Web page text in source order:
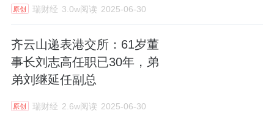
原创 瑞财经 3.0w阅读 2025-06-30
齐云山递表港交所：61岁董
事长刘志高任职已30年，弟
弟刘继延任副总
原创 瑞财经 2.6w阅读 2025-06-30